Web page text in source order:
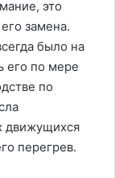
это
замена.
было на
его по мере
по
движущихся
перегрев.